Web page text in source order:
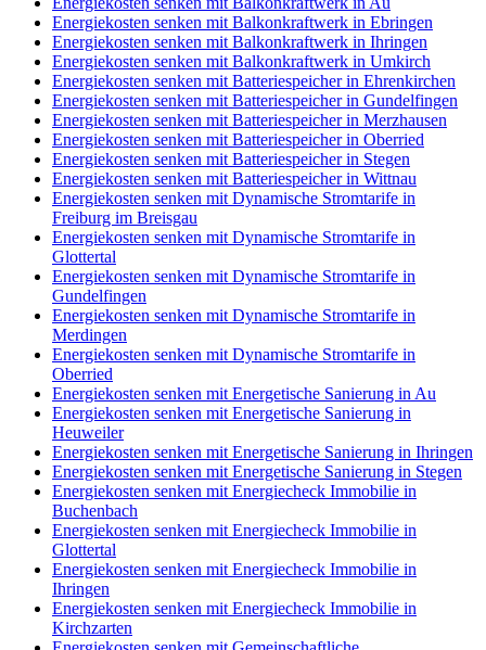
Energiekosten senken mit Balkonkraftwerk in Ebringen
Energiekosten senken mit Balkonkraftwerk in Ihringen
Energiekosten senken mit Balkonkraftwerk in Umkirch
Energiekosten senken mit Batteriespeicher in Ehrenkirchen
Energiekosten senken mit Batteriespeicher in Gundelfingen
Energiekosten senken mit Batteriespeicher in Merzhausen
Energiekosten senken mit Batteriespeicher in Oberried
Energiekosten senken mit Batteriespeicher in Stegen
Energiekosten senken mit Batteriespeicher in Wittnau
Energiekosten senken mit Dynamische Stromtarife in
Freiburg im Breisgau
Energiekosten senken mit Dynamische Stromtarife in
Glottertal
Energiekosten senken mit Dynamische Stromtarife in
Gundelfingen
Energiekosten senken mit Dynamische Stromtarife in
Merdingen
Energiekosten senken mit Dynamische Stromtarife in
Oberried
Energiekosten senken mit Energetische Sanierung in Au
Energiekosten senken mit Energetische Sanierung in
Heuweiler
Energiekosten senken mit Energetische Sanierung in Ihringen
Energiekosten senken mit Energetische Sanierung in Stegen
Energiekosten senken mit Energiecheck Immobilie in
Buchenbach
Energiekosten senken mit Energiecheck Immobilie in
Glottertal
Energiekosten senken mit Energiecheck Immobilie in
Ihringen
Energiekosten senken mit Energiecheck Immobilie in
Kirchzarten